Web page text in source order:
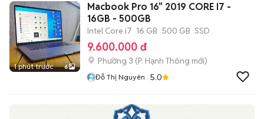
1 phút trước 6
Macbook Pro 16" 2019 CORE I7 -
16GB - 500GB
Intel Core i7 16 GB 500 GB SSD
9.600.000 đ
Phường 3 (P. Hạnh Thông mới)
Đỗ Thị Nguyên 5.0